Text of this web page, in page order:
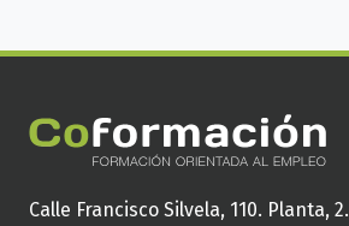
Calle Francisco Silvela, 110. Planta, 2.